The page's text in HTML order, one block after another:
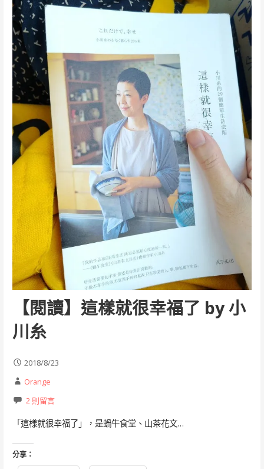
【閱讀】這樣就很幸福了 by 小
川糸
2018/8/23
Orange
2 則留言
「這樣就很幸福了」，是蝸牛食堂、山茶花文…
分享：